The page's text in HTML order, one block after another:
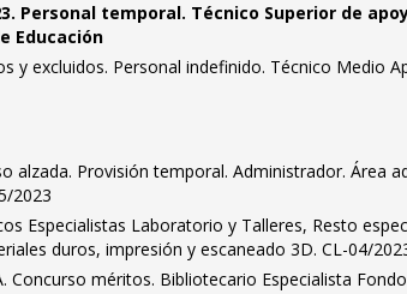
Personal temporal. Técnico Superior de
Educación
y excluidos. Personal indefinido. Técnico Medio
alzada. Provisión temporal. Administrador. Área
2023
Especialistas Laboratorio y Talleres, Resto
duros, impresión y escaneado 3D. CL-04/
Concurso méritos. Bibliotecario Especialista